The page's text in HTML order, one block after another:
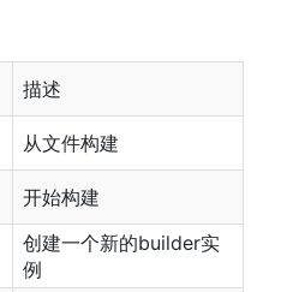
描述
从文件构建
开始构建
创建一个新的builder实
例